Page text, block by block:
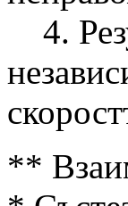
4.
**